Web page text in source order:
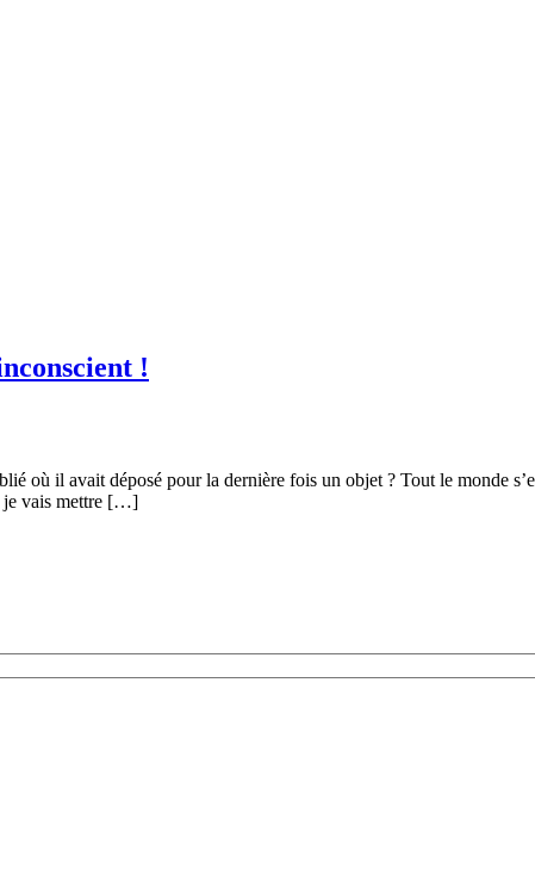
!
où il avait déposé pour la dernière fois un objet ? Tout le monde
je vais mettre […]